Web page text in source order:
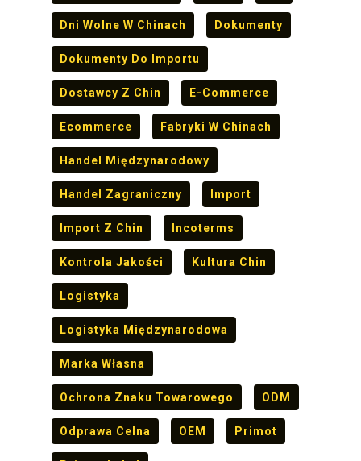
Dni Wolne W Chinach Dokumenty
Dokumenty Do Importu
Dostawcy Z Chin E-Commerce
Ecommerce Fabryki W Chinach
Handel Międzynarodowy
Handel Zagraniczny Import
Import Z Chin Incoterms
Kontrola Jakości Kultura Chin
Logistyka
Logistyka Międzynarodowa
Marka Własna
Ochrona Znaku Towarowego ODM
Odprawa Celna OEM Primot